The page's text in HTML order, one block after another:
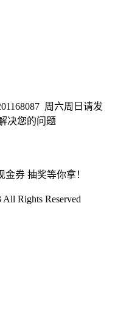
周六周日请发
决您的问题
券 抽奖等你拿！
Rights Reserved